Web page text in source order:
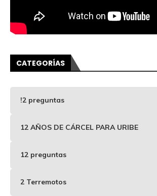
CATEGORÍAS
!2 preguntas
12 AÑOS DE CÁRCEL PARA URIBE
12 preguntas
2 Terremotos